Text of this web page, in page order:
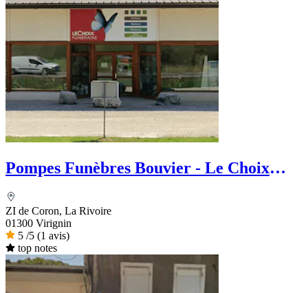
Pompes Funèbres Bouvier - Le Choix
ZI de Coron, La Rivoire
01300 Virignin
5 /5 (1 avis)
top notes